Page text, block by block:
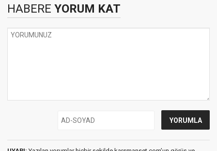
HABERE YORUM KAT